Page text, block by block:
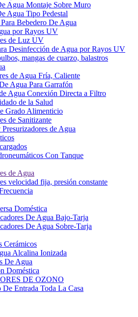
Agua Montaje Sobre Muro
Agua Tipo Pedestal
Bebedero De Agua
por Rayos UV
de Luz UV
Desinfección de Agua por Rayos UV
mangas de cuarzo, balastros
de Agua Fría, Caliente
Agua Para Garrafón
Agua Conexión Directa a Filtro
de la Salud
Grado Alimenticio
de Sanitizante
de Agua
Con Tanque
de Agua
velocidad fija, presión constante
Doméstica
De Agua Bajo-Tarja
De Agua Sobre-Tarja
Cerámicos
Alcalina Ionizada
De Agua
Doméstica
DE OZONO
Entrada Toda La Casa